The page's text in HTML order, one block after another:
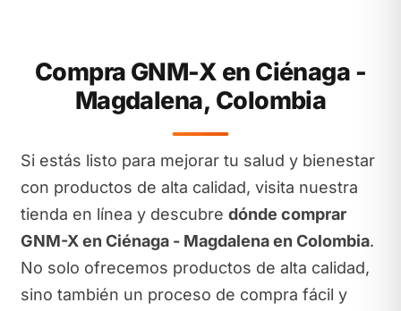
Compra GNM-X en Ciénaga -
Magdalena, Colombia
Si estás listo para mejorar tu salud y bienestar
con productos de alta calidad, visita nuestra
tienda en línea y descubre dónde comprar
GNM-X en Ciénaga - Magdalena en Colombia.
No solo ofrecemos productos de alta calidad,
sino también un proceso de compra fácil y